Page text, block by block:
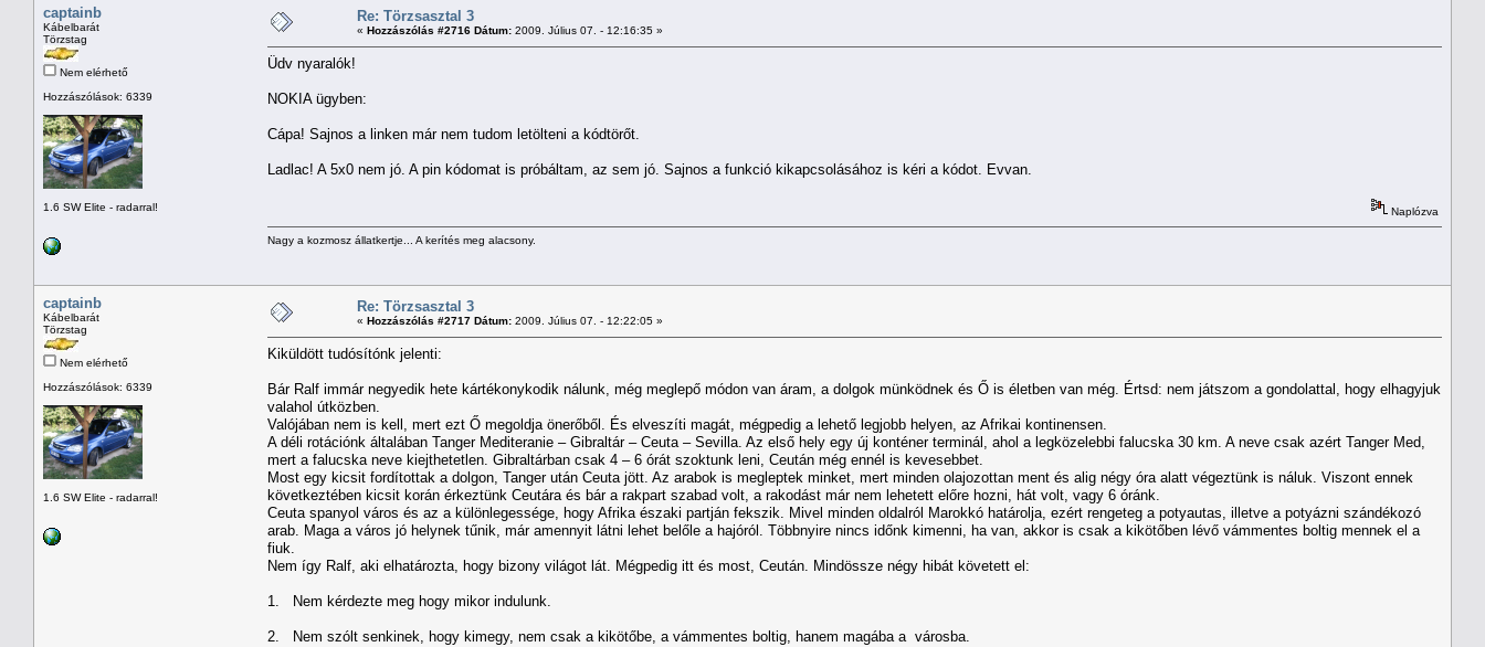
captainb
Kábelbarát
Törzstag
Nem elérhető
Hozzászólások: 6339
1.6 SW Elite - radarral!
Re: Törzsasztal 3
« Hozzászólás #2716 Dátum: 2009. Július 07. - 12:16:35 »
Üdv nyaralók!
NOKIA ügyben:
Cápa! Sajnos a linken már nem tudom letölteni a kódtörőt.
Ladlac! A 5x0 nem jó. A pin kódomat is próbáltam, az sem jó. Sajnos a funkció kikapcsolásához is kéri a kódot. Evvan.
Naplózva
Nagy a kozmosz állatkertje... A kerítés meg alacsony.
captainb
Kábelbarát
Törzstag
Nem elérhető
Hozzászólások: 6339
1.6 SW Elite - radarral!
Re: Törzsasztal 3
« Hozzászólás #2717 Dátum: 2009. Július 07. - 12:22:05 »
Kiküldött tudósítónk jelenti:
Bár Ralf immár negyedik hete kártékonykodik nálunk, még meglepő módon van áram, a dolgok münködnek és Ő is életben van még. Értsd: nem játszom a gondolattal, hogy elhagyjuk
valahol útközben.
Valójában nem is kell, mert ezt Ő megoldja önerőből. És elveszíti magát, mégpedig a lehető legjobb helyen, az Afrikai kontinensen.
A déli rotációnk általában Tanger Mediteranie – Gibraltár – Ceuta – Sevilla. Az első hely egy új konténer terminál, ahol a legközelebbi falucska 30 km. A neve csak azért Tanger Med,
mert a falucska neve kiejthetetlen. Gibraltárban csak 4 – 6 órát szoktunk leni, Ceután még ennél is kevesebbet.
Most egy kicsit fordítottak a dolgon, Tanger után Ceuta jött. Az arabok is megleptek minket, mert minden olajozottan ment és alig négy óra alatt végeztünk is náluk. Viszont ennek
következtében kicsit korán érkeztünk Ceutára és bár a rakpart szabad volt, a rakodást már nem lehetett előre hozni, hát volt, vagy 6 óránk.
Ceuta spanyol város és az a különlegessége, hogy Afrika északi partján fekszik. Mivel minden oldalról Marokkó határolja, ezért rengeteg a potyautas, illetve a potyázni szándékozó
arab. Maga a város jó helynek tűnik, már amennyit látni lehet belőle a hajóról. Többnyire nincs időnk kimenni, ha van, akkor is csak a kikötőben lévő vámmentes boltig mennek el a
fiuk.
Nem így Ralf, aki elhatározta, hogy bizony világot lát. Mégpedig itt és most, Ceután. Mindössze négy hibát követett el:
1. Nem kérdezte meg hogy mikor indulunk.
2. Nem szólt senkinek, hogy kimegy, nem csak a kikötőbe, a vámmentes boltig, hanem magába a városba.